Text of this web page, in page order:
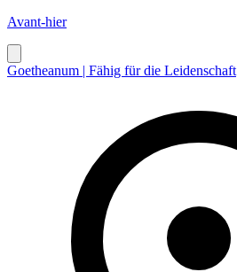
Avant-hier
Goetheanum | Fähig für die Leidenschaft